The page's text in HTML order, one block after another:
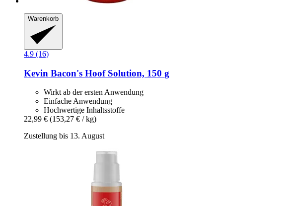
Warenkorb
4.9 (16)
Kevin Bacon's Hoof Solution, 150 g
Wirkt ab der ersten Anwendung
Einfache Anwendung
Hochwertige Inhaltsstoffe
22,99 € (153,27 € / kg)
Zustellung bis 13. August